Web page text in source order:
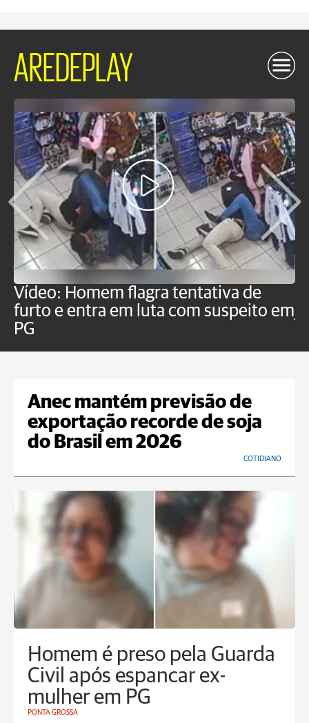
AREDEPLAY
Vídeo: Homem flagra tentativa de
furto e entra em luta com suspeito em
PG
Anec mantém previsão de
exportação recorde de soja
do Brasil em 2026
COTIDIANO
Homem é preso pela Guarda
Civil após espancar ex-
mulher em PG
PONTA GROSSA